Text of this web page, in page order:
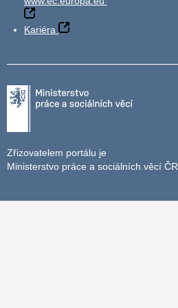
Kariéra
Zřizovatelem portálu je
Ministerstvo práce a sociálních věcí ČR